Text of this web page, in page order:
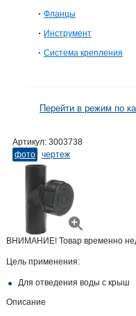
Фланцы
Инструмент
Система крепления
Перейти в режим по
Артикул: 3003738
фото
чертеж
ВНИМАНИЕ! Товар временно
Цель применения:
Для отведения воды с крыш
Описание